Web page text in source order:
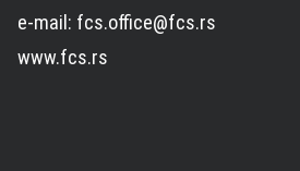
e-mail: fcs.office@fcs.rs
www.fcs.rs